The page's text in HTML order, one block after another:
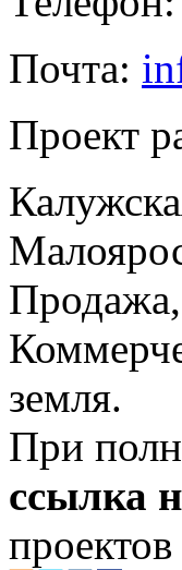
Почта:
Проект
Продажа,
земля.
При
ссылка